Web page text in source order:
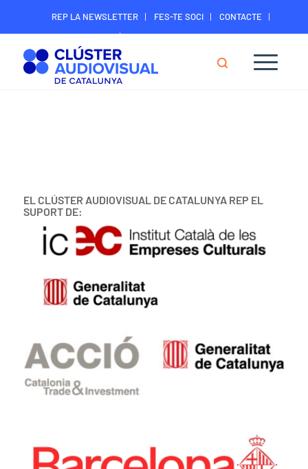
REP LA NEWSLETTER FES-TE SOCI
CONTACTE
ÀREA DIGITAL SOCIS
EL CLÚSTER AUDIOVISUAL DE CATALUNYA REP EL
SUPORT DE: